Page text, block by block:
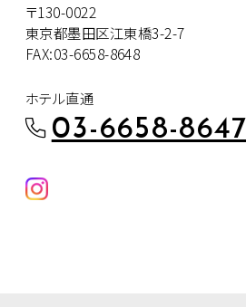
〒130-0022
東京都墨田区江東橋3-2-7
FAX:03-6658-8648
ホテル直通
03-6658-8647